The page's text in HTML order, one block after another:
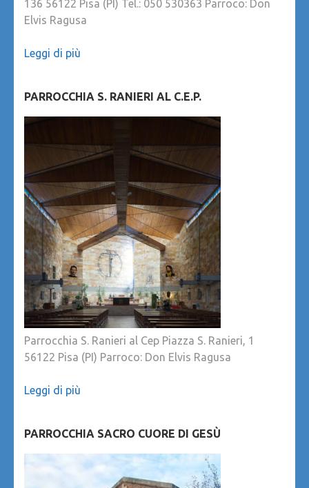
136 56122 Pisa (PI) Tel.: 050 530363 Parroco: Don
Elvis Ragusa
Leggi di più
PARROCCHIA S. RANIERI AL C.E.P.
Parrocchia S. Ranieri al Cep Piazza S. Ranieri, 1
56122 Pisa (PI) Parroco: Don Elvis Ragusa
Leggi di più
PARROCCHIA SACRO CUORE DI GESÙ